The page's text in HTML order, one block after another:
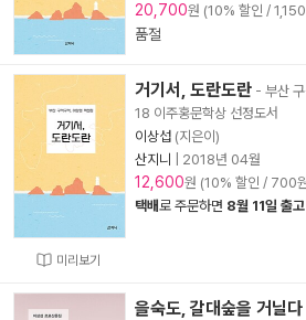
20,700원 (10% 할인 /
품절
미리보기
거기서, 도란도란 - 부산
18 이주홍문학상 선정도서
이상섭 (지은이)
산지니
2018년 04월
12,600원 (10% 할인 / 700
택배로 주문하면 8월 11일 출고
을숙도, 갈대숲을 거닐다